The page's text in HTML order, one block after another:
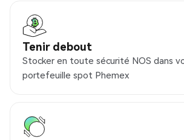
Tenir debout
Stocker en toute sécurité NOS dans
portefeuille spot Phemex